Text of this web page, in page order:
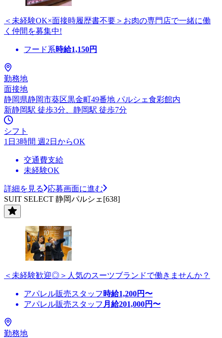
＜未経験OK×面接時履歴書不要＞お肉の専門店で一緒に働
く仲間を募集中!
フード系時給1,150円
勤務地
面接地
静岡県静岡市葵区黒金町49番地 パルシェ食彩館内
新静岡駅 徒歩3分、静岡駅 徒歩7分
シフト
1日3時間 週2日からOK
交通費支給
未経験OK
詳細を見る
応募画面に進む
SUIT SELECT 静岡パルシェ[638]
＜未経験歓迎◎＞人気のスーツブランドで働きませんか？
アパレル販売スタッフ 時給1,200円〜
アパレル販売スタッフ 月給201,000円〜
勤務地